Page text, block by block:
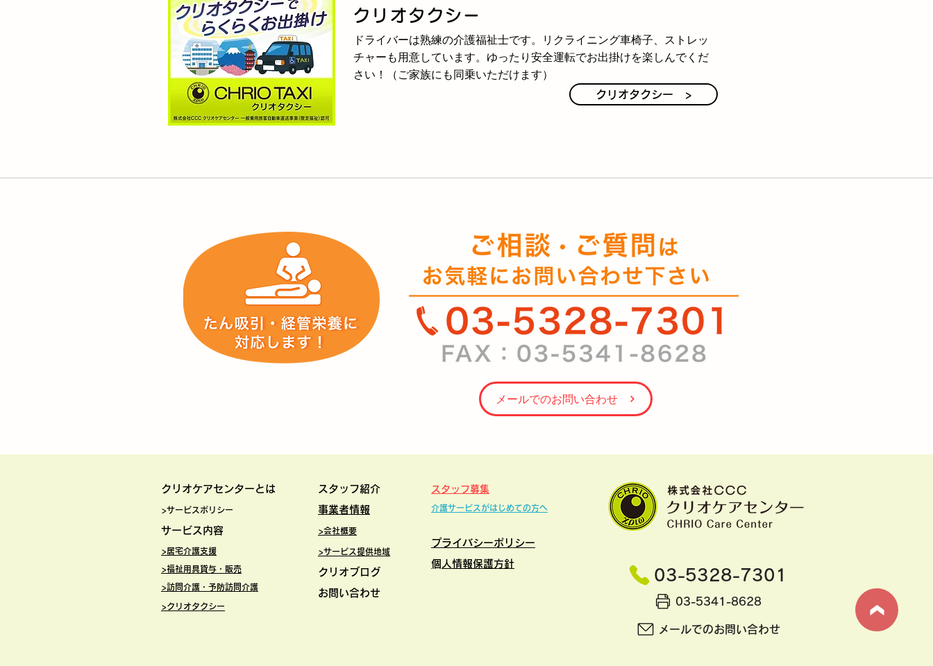
クリオタクシー
ドライバーは熟練の介護福祉士です。リクライニング車椅子、ストレッ
チャーも用意しています。ゆったり安全運転でお出掛けを楽しんでくだ
さい！（ご家族にも同乗いただけます）
クリオタクシー >
メールでのお問い合わせ
クリオケアセ ンターとは
>サービスポリシー
サービス内容
>居宅介護支援
>福祉用具貸与・販売
>訪問介護・予防訪問介護
>クリオタクシー
スタッフ紹介
事業者情報
>会社概要
>サービス提供地域
クリオブログ
お問い合わせ
スタッフ募集
介護サービスがはじめての方へ
プライバシーポリシー
​個人情報保護方針
03-5328-7301
03-5341-8628
メールでのお問い合わせ